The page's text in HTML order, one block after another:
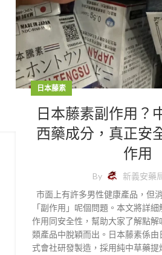
日本藤素
日本藤素副作用？
西藥成分，真正安
作用
By
新義安藥
市面上有許多男性健康產品，但
「副作用」呢個問題。本文將詳
作用同安全性，幫助大家了解點
類產品中脫穎而出。日本藤素係
式會社研發製造，採用純中草藥